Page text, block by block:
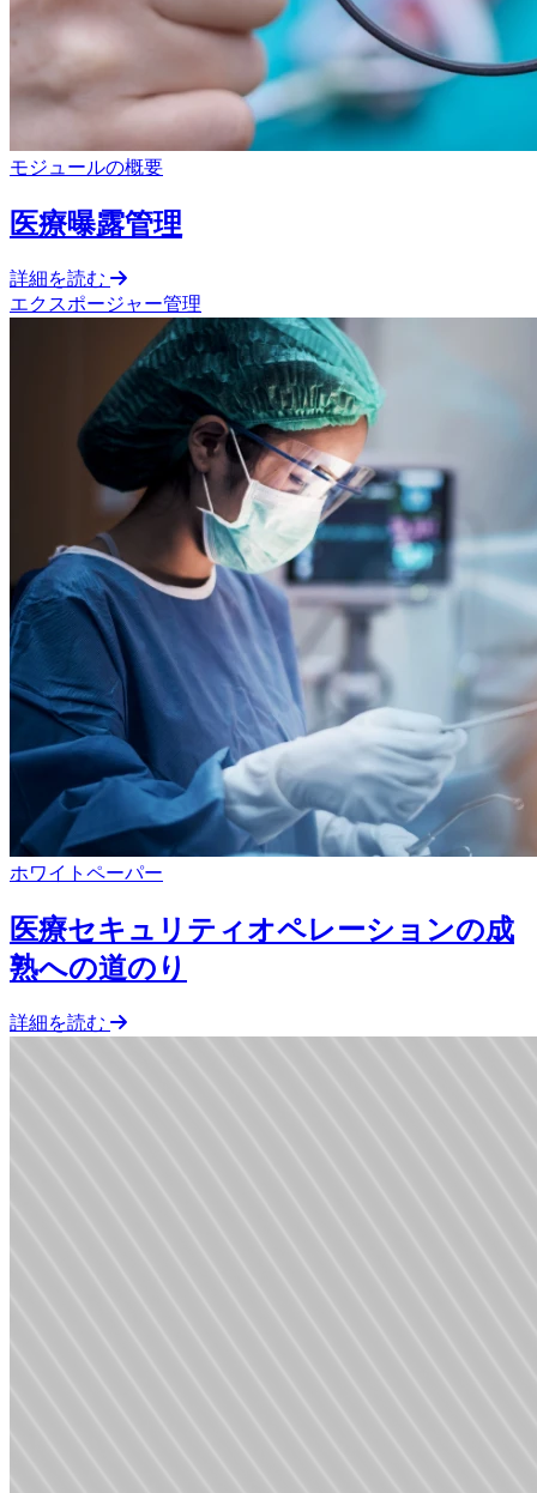
モジュールの概要
医療曝露管理
詳細を読む
エクスポージャー管理
ホワイトペーパー
医療セキュリティオペレーションの成
熟への道のり
詳細を読む